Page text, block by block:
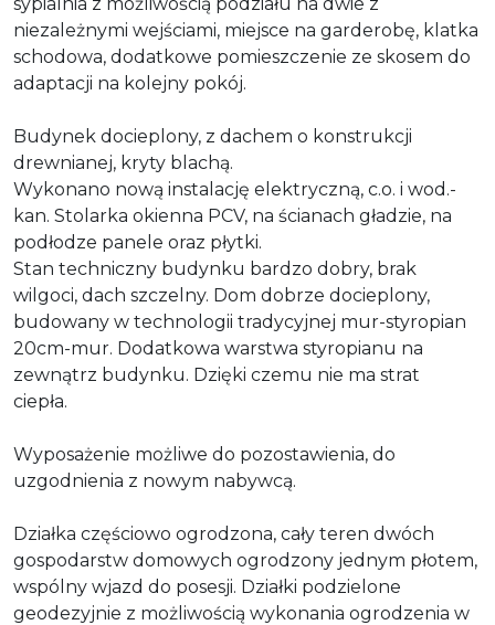
niezależnymi wejściami, miejsce na garderobę, klatka
schodowa, dodatkowe pomieszczenie ze skosem do
adaptacji na kolejny pokój.
Budynek docieplony, z dachem o konstrukcji
drewnianej, kryty blachą.
Wykonano nową instalację elektryczną, c.o. i wod.-
kan. Stolarka okienna PCV, na ścianach gładzie, na
podłodze panele oraz płytki.
Stan techniczny budynku bardzo dobry, brak
wilgoci, dach szczelny. Dom dobrze docieplony,
budowany w technologii tradycyjnej mur-styropian
20cm-mur. Dodatkowa warstwa styropianu na
zewnątrz budynku. Dzięki czemu nie ma strat
ciepła.
Wyposażenie możliwe do pozostawienia, do
uzgodnienia z nowym nabywcą.
Działka częściowo ogrodzona, cały teren dwóch
gospodarstw domowych ogrodzony jednym płotem,
wspólny wjazd do posesji. Działki podzielone
geodezyjnie z możliwością wykonania ogrodzenia w